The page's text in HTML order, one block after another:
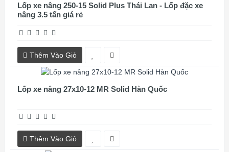
Lốp xe nâng 250-15 Solid Plus Thái Lan - Lốp đặc xe
nâng 3.5 tấn giá rẻ
Thêm Vào Giỏ
Lốp xe nâng 27x10-12 MR Solid Hàn Quốc
Thêm Vào Giỏ